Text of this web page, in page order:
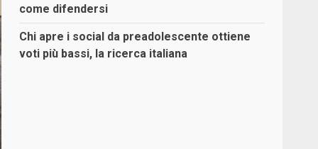
come difendersi
Chi apre i social da preadolescente ottiene
voti più bassi, la ricerca italiana